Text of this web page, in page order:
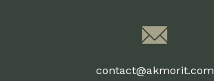
contact@akmorit.com